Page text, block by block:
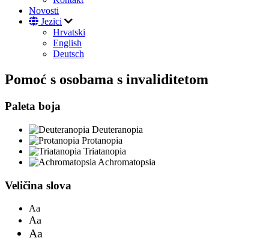
Novosti
Jezici
Hrvatski
English
Deutsch
Pomoć s osobama s invaliditetom
Paleta boja
Deuteranopia
Protanopia
Triatanopia
Achromatopsia
Veličina slova
Aa
Aa
Aa